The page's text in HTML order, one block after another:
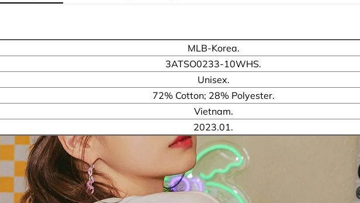
MLB-Korea.
3ATSO0233-10WHS.
Unisex.
72% Cotton; 28% Polyester.
Vietnam.
2023.01.